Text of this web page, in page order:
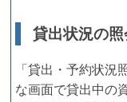
貸出状況の照
「貸出・予約状況
な画面で貸出中の